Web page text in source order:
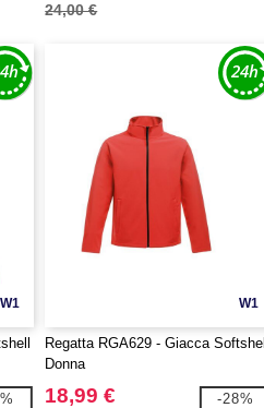
24,00 €
W1 W1
Regatta RGA629 - Giacca Softshell
Donna
18,99 € -28%